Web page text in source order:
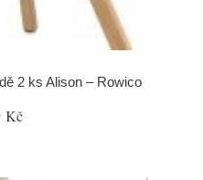
2 ks Alison – Rowico
Kč